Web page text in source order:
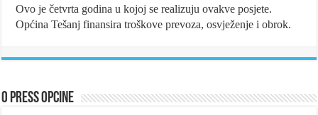
Ovo je četvrta godina u kojoj se realizuju ovakve posjete.
Općina Tešanj finansira troškove prevoza, osvježenje i obrok.
O Press Opcine